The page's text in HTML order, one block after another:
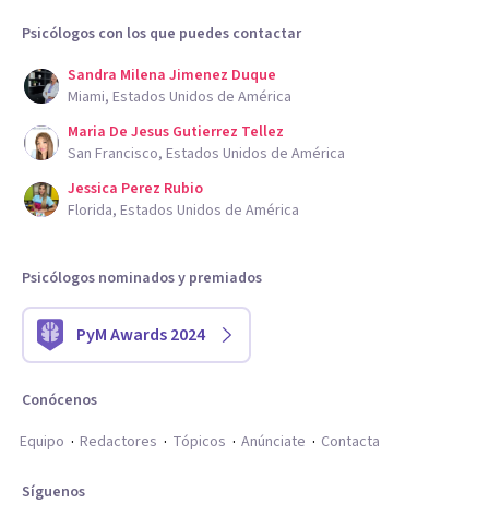
Psicólogos con los que puedes contactar
Sandra Milena Jimenez Duque
Miami, Estados Unidos de América
Maria De Jesus Gutierrez Tellez
San Francisco, Estados Unidos de América
Jessica Perez Rubio
Florida, Estados Unidos de América
Psicólogos nominados y premiados
PyM Awards 2024
Conócenos
Equipo
Redactores Tópicos Anúnciate Contacta
Síguenos